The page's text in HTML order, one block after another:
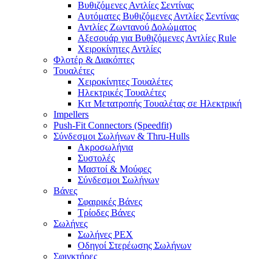
Βυθιζόμενες Αντλίες Σεντίνας
Αυτόματες Βυθιζόμενες Αντλίες Σεντίνας
Αντλίες Ζωντανού Δολώματος
Αξεσουάρ για Βυθιζόμενες Αντλίες Rule
Χειροκίνητες Αντλίες
Φλοτέρ & Διακόπτες
Τουαλέτες
Χειροκίνητες Τουαλέτες
Ηλεκτρικές Τουαλέτες
Κιτ Μετατροπής Τουαλέτας σε Ηλεκτρική
Impellers
Push-Fit Connectors (Speedfit)
Σύνδεσμοι Σωλήνων & Thru-Hulls
Ακροσωλήνια
Συστολές
Μαστοί & Μούφες
Σύνδεσμοι Σωλήνων
Βάνες
Σφαιρικές Βάνες
Τρίοδες Βάνες
Σωλήνες
Σωλήνες PEX
Οδηγοί Στερέωσης Σωλήνων
Σφιγκτήρες